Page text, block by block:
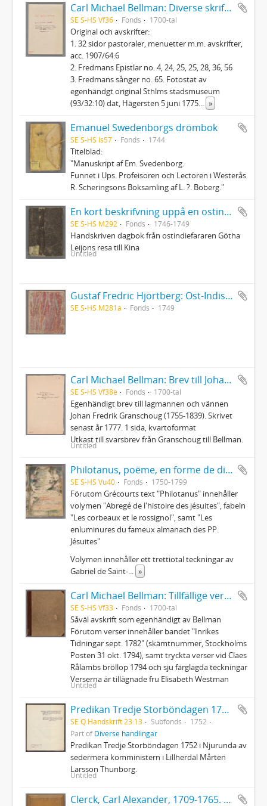
Carl Michael Bellman: Diverse skrifter
SE S-HS Vf36 Fonds 1700-tal
Original och avskrifter:
1. 32 sidor pastoraler, menuetter m.m. avskrifter,
acc. 1907/64:6
2. Fredmans Epistlar no. 4, 24, 25, 25, 28, 36, 56
3. Fredmans sånger no. 65. Fotostat av
egenhändgt original Sthlms stadsmuseum
(93/32:10) dat, Hägersten 5 juni 1775... »
Emanuel Swedenborgs drömbok
SE S-HS Is57 Fonds 1744
Titelblad:
"Manuskript af Em. Svedenborg.
Funnet i Ups. Profeisoren och Lectoren i Westerås
R. Scheringsons Boksamling af L. ?. Boberg."
En kort beskrifvning uppå en ostindisk resa till Canton uthi Chinah - förrättat af Carl Fredrich von Schantz ifrån åhr 1746 till åhr 1749
SE S-HS M292 Fonds 1746-1749
Handskriven dagbok från ostindiefararen Götha
Leijons resa till Kina
Untitled
Gustaf Fredric Hjortberg: Ost-Indisk resa
SE S-HS M281a Fonds 1749
Carl Michael Bellman: Brev till Johan Fredrik Granschoug
SE S-HS Vf38e Fonds 1700-tal
Egenhändigt brev till lagmannen och vännen
Johan Fredrik Granschoug (1755-1839). Skrivet
senast år 1777. 1 sida, kvartoformat
Utkast till svarsbrev från Granschoug till Bellman.
Untitled
Philotanus, poëme, en forme de dialogue, ou l'histoire de la constitution unigenitus
SE S-HS Vu40 Fonds 1750-1799
Förutom Grécourts text "Philotanus" innehåller
volymen "Abregé de l'histoire des jésuites", fabeln
"Les corbeaux et le rossignol", samt "Les
enluminures du fameux almanach des PP.
Jésuites"
Volymen innehåller ett trettiotal teckningar av
Gabriel de Saint-... »
Carl Michael Bellman: Tillfällige verser och rim skrifne och hopsamlade innom ett hus, där Auctor finner sig älskad och wälkommen
SE S-HS Vf33 Fonds 1700-tal
Såväl avskrift som egenhändigt av Bellman
Förutom verser innehåller bandet "Inrikes
Tidningar sept. 1782" (skämtnummer, Stockholms
Posten 31 okt. 1794), samt tryckta verser vid Claes
Rålambs bröllop 1794 och sju färglagda teckningar
Verserna är tillägnade fru Elisabeth Westman
Untitled
Predikan Tredje Storböndagen 1752 i Njurunda
SE Q Handskrift 23:13 Subfonds
1752
Part ofDiverse handlingar
Predikan Tredje Storböndagen 1752 i Njurunda av
sedermera komministern i Lillherdal Mårten
Larsson Thunborg.
Untitled
Clerck, Carl Alexander, 1709-1765. - Icones insectorum rariorum. (Pl.titelbl.) Stockholm. 1-2. 1759-65. [Del 1], Caroli Clerck reg: soc: scient: Upsal: membr: Icones insectorum rariorum cum nominibus eorum trivialibus, locisqve e C: Linnæi ... Syst: nat: allegatis Holmiæ 1759.. - 1759